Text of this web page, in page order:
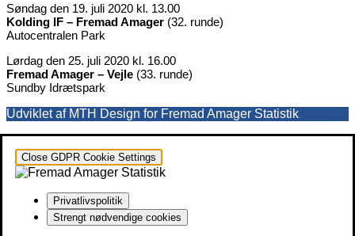
Søndag den 19. juli 2020 kl. 13.00
Kolding IF – Fremad Amager (32. runde)
Autocentralen Park
Lørdag den 25. juli 2020 kl. 16.00
Fremad Amager – Vejle (33. runde)
Sundby Idrætspark
Udviklet af MTH Design for Fremad Amager Statistik
Close GDPR Cookie Settings
Privatlivspolitik
Strengt nødvendige cookies